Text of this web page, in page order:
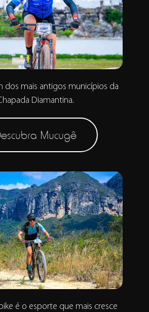
dos mais antigos municípios da
Diamantina.
Mucugê
é o esporte que mais cresce